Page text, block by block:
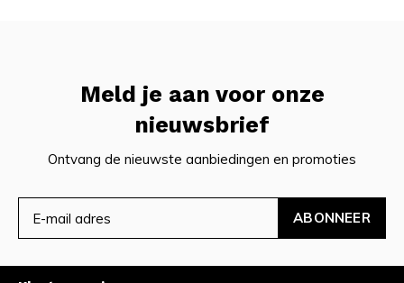
Meld je aan voor onze
nieuwsbrief
Ontvang de nieuwste aanbiedingen en promoties
ABONNEER